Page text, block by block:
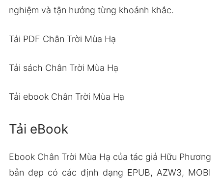
nghiệm và tận hưởng từng khoảnh khắc.
Tải PDF Chân Trời Mùa Hạ
Tải sách Chân Trời Mùa Hạ
Tải ebook Chân Trời Mùa Hạ
Tải eBook
Ebook Chân Trời Mùa Hạ của tác giả Hữu Phương
bản đẹp có các định dạng EPUB, AZW3, MOBI